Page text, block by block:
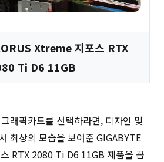
Xtreme 지포스 RTX
Ti D6 11GB
래픽카드를 선택하라면, 디자인 및
최상의 모습을 보여준 GIGABYTE
RTX 2080 Ti D6 11GB 제품을 꼽